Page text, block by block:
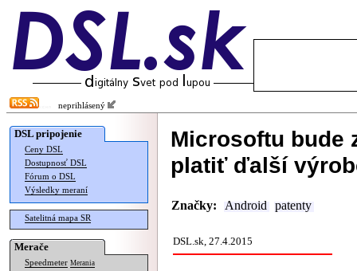
neprihlásený
DSL pripojenie
Ceny DSL
Dostupnosť DSL
Fórum o DSL
Výsledky meraní
Satelitná mapa SR
Merače
Speedmeter Merania
Microsoftu bude
platiť ďalší
Značky: Android patenty
DSL.sk, 27.4.2015